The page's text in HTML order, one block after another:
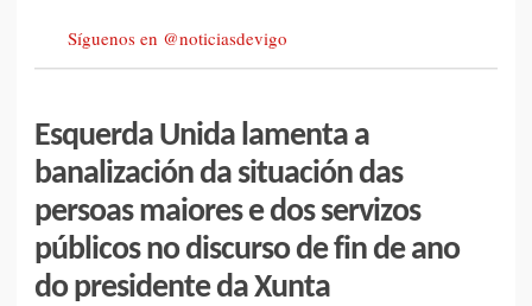
Síguenos en @noticiasdevigo
Esquerda Unida lamenta a
banalización da situación das
persoas maiores e dos servizos
públicos no discurso de fin de ano
do presidente da Xunta